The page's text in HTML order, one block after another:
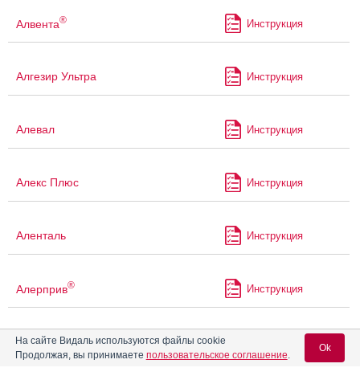
Алвента® Инструкция
Алгезир Ультра Инструкция
Алевал Инструкция
Алекс Плюс Инструкция
Аленталь Инструкция
Алерприв® Инструкция
Алзепил ®
На сайте Видаль используются файлы cookie
Продолжая, вы принимаете пользовательское соглашение.
Ok